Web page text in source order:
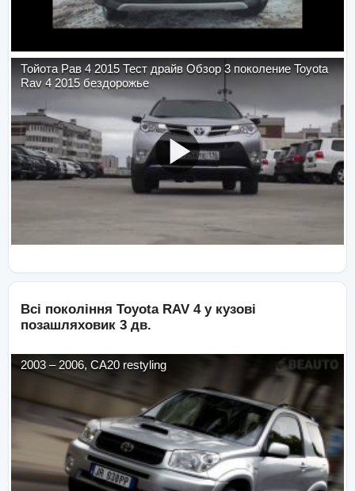
Тойота Рав 4 2015 Тест драйв Обзор 3 поколение Toyota
Rav 4 2015 бездорожье
Всі покоління Toyota RAV 4 у кузові
позашляховик 3 дв.
2003 – 2006, CA20 restyling